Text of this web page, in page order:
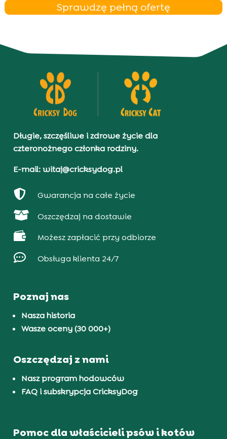
Sprawdzę pełną ofertę
Długie, szczęśliwe i zdrowe życie dla
czteronożnego członka rodziny.
E-mail: witaj@cricksydog.pl
 Gwarancja na całe życie
 Oszczędzaj na dostawie
 Możesz zapłacić przy odbiorze
 Obsługa klienta 24/7
Poznaj nas
Nasza historia
Wasze oceny (30 000+)
Oszczędzaj z nami
Nasz program hodowców
FAQ i subskrypcja CricksyDog
Pomoc dla właścicieli psów i kotów